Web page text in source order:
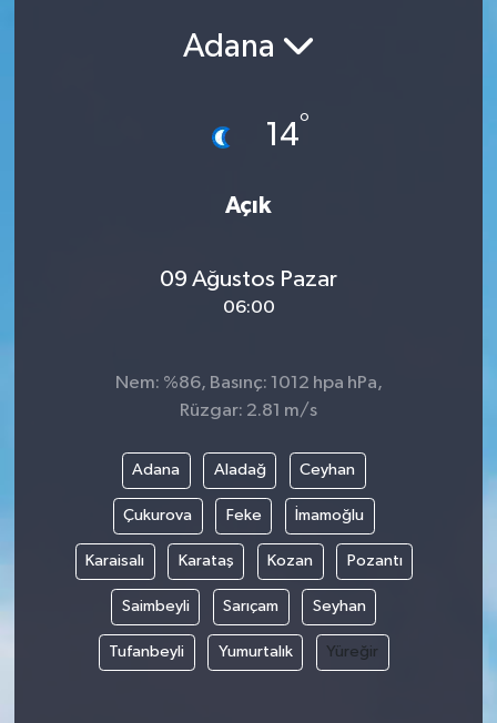
Adana
14°
Açık
09 Ağustos Pazar
06:00
Nem: %86, Basınç: 1012 hpa hPa,
Rüzgar: 2.81 m/s
Adana Aladağ Ceyhan
Çukurova Feke İmamoğlu
Karaisalı Karataş Kozan Pozantı
Saimbeyli Sarıçam Seyhan
Tufanbeyli Yumurtalık Yüreğir